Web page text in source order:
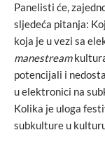
Panelisti će,
sljedeća pitanja:
koja je u vezi sa
manestream
potencijali i
u elektronici na
Kolika je uloga
subkulture u